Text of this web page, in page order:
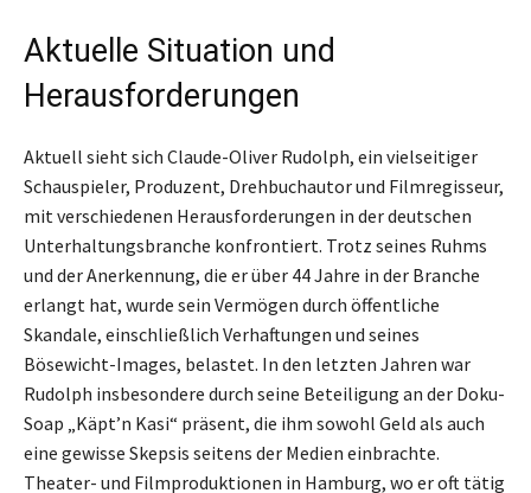
Aktuelle Situation und
Herausforderungen
Aktuell sieht sich Claude-Oliver Rudolph, ein vielseitiger
Schauspieler, Produzent, Drehbuchautor und Filmregisseur,
mit verschiedenen Herausforderungen in der deutschen
Unterhaltungsbranche konfrontiert. Trotz seines Ruhms
und der Anerkennung, die er über 44 Jahre in der Branche
erlangt hat, wurde sein Vermögen durch öffentliche
Skandale, einschließlich Verhaftungen und seines
Bösewicht-Images, belastet. In den letzten Jahren war
Rudolph insbesondere durch seine Beteiligung an der Doku-
Soap „Käpt’n Kasi“ präsent, die ihm sowohl Geld als auch
eine gewisse Skepsis seitens der Medien einbrachte.
Theater- und Filmproduktionen in Hamburg, wo er oft tätig